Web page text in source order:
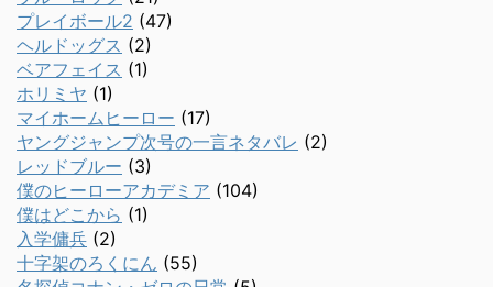
プレイボール2 (47)
ヘルドッグス (2)
ベアフェイス (1)
ホリミヤ (1)
マイホームヒーロー (17)
ヤングジャンプ次号の一言ネタバレ (2)
レッドブルー (3)
僕のヒーローアカデミア (104)
僕はどこから (1)
入学傭兵 (2)
十字架のろくにん (55)